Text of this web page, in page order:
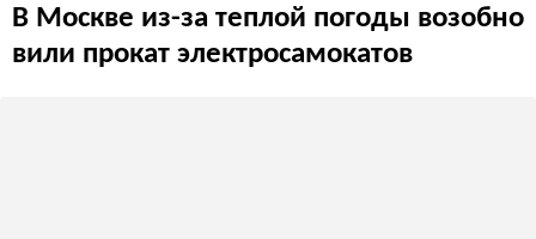
В Москве из-за теплой погоды возобно
вили прокат электросамокатов